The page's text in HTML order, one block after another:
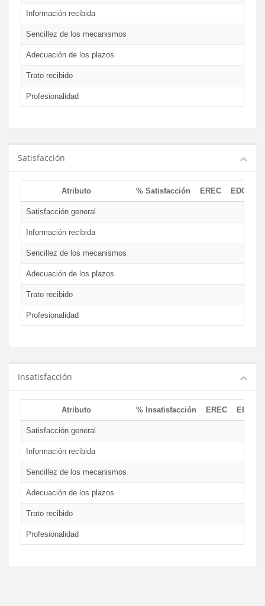
Información recibida
Sencillez de los mecanismos
Adecuación de los plazos
Trato recibido
Profesionalidad
Satisfacción
Atributo % Satisfacción EREC EDCEN
Satisfacción general
Información recibida
Sencillez de los mecanismos
Adecuación de los plazos
Trato recibido
Profesionalidad
Insatisfacción
Atributo % Insatisfacción EREC EDCEN
Satisfacción general
Información recibida
Sencillez de los mecanismos
Adecuación de los plazos
Trato recibido
Profesionalidad